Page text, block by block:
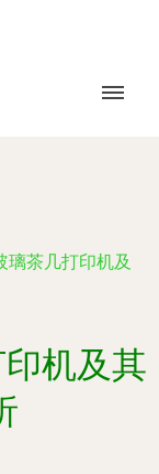
璃茶几打印机及
机及其